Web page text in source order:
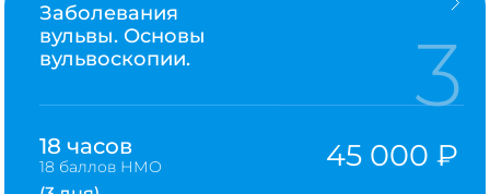
Заболевания
вульвы. Основы
вульвоскопии.
3
18 часов
18 баллов НМО 45 000 ₽